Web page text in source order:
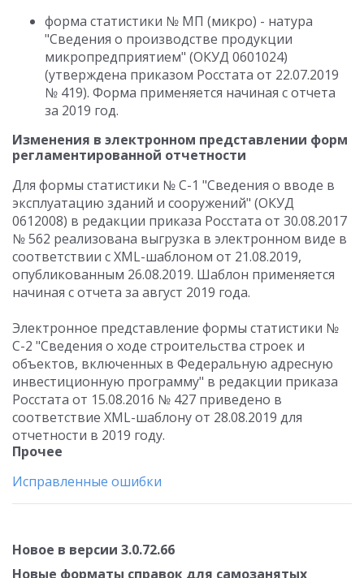
форма статистики № МП (микро) - натура
"Сведения о производстве продукции
микропредприятием" (ОКУД 0601024)
(утверждена приказом Росстата от 22.07.2019
№ 419). Форма применяется начиная с отчета
за 2019 год.
Изменения в электронном представлении форм
регламентированной отчетности
Для формы статистики № С-1 "Сведения о вводе в
эксплуатацию зданий и сооружений" (ОКУД
0612008) в редакции приказа Росстата от 30.08.2017
№ 562 реализована выгрузка в электронном виде в
соответствии с XML-шаблоном от 21.08.2019,
опубликованным 26.08.2019. Шаблон применяется
начиная с отчета за август 2019 года.
Электронное представление формы статистики №
С-2 "Сведения о ходе строительства строек и
объектов, включенных в Федеральную адресную
инвестиционную программу" в редакции приказа
Росстата от 15.08.2016 № 427 приведено в
соответствие XML-шаблону от 28.08.2019 для
отчетности в 2019 году.
Прочее
Исправленные ошибки
Новое в версии 3.0.72.66
Новые форматы справок для самозанятых